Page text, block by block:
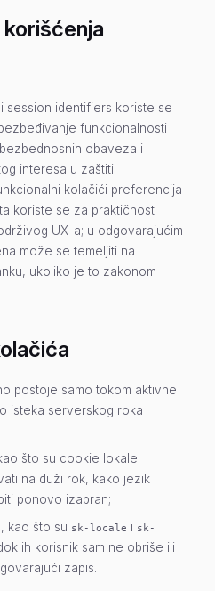
session identifiers koriste se
funkcionalnosti
obaveza i
interesa u zaštiti
kolačići preferencija
koriste se za praktičnost
UX-a; u odgovarajućim
može se temeljiti na
ukoliko je to zakonom
postoje samo tokom aktivne
isteka serverskog roka
što su cookie lokale
na duži rok, kako jezik
ponovo izabran;
, kao što su sk-locale i sk-
ih korisnik sam ne obriše ili
zapis.